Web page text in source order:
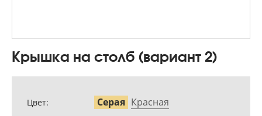
Крышка на столб (вариант 2)
Цвет: Серая Красная